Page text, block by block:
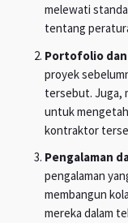
melewati
tentang
Portofolio
proyek
tersebut. Juga,
untuk
kontraktor
Pengalaman
pengalaman
membangun
mereka dalam